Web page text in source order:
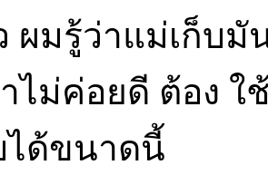
ผมรู้ว่าแม่เก็บ
ไม่ค่อยดี ต้อง ใ
ได้ขนาดนี้